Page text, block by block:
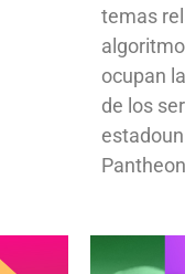
temas
ocupan
de los